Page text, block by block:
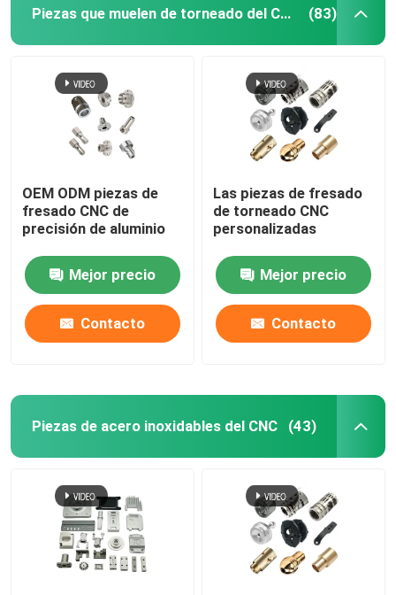
Piezas que muelen de torneado del CNC (83)
OEM ODM piezas de
fresado CNC de
precisión de aluminio
Mejor precio
Contacto
Las piezas de fresado
de torneado CNC
personalizadas
Mejor precio
Contacto
Piezas de acero inoxidables del CNC (43)